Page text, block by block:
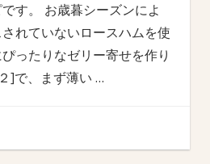
す。 お歳暮シーズンによ
れていないロースハムを使
ったりなゼリー寄せを作り
]で、まず薄い …